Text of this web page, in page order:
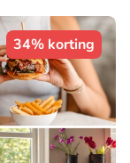
34% korting